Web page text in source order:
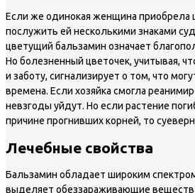
Если же одинокая женщина приобрела
послужить ей несколькими знаками
цветущий бальзамин означает
Но болезненный цветочек, учитывая,
и заботу, сигнализирует о том, что
времена. Если хозяйка смогла
невзгоды уйдут. Но если растение
причине прогнивших корней, то
Лечебные свойства
Бальзамин обладает широким
выделяет обеззараживающие